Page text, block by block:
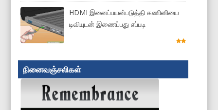
HDMI இனைப்பயன்படுத்தி கணினியை
டிவியுடன் இணைப்பது எப்படி
நினைவஞ்சலிகள்